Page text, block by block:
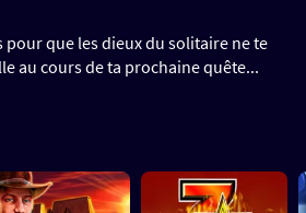
pour que les dieux du solitaire ne te
au cours de ta prochaine quête...